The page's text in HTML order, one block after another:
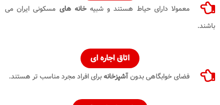
معمولا دارای حیاط هستند و شبیهخانه های مسکونی ایران می
باشند.
اتاقاجاره ای
فضای خوابگاهی بدونآشپزخانهبرای افراد مجرد مناسب تر هستند.